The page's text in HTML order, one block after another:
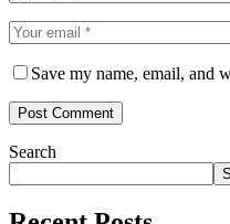
Save my name, email, and
Search